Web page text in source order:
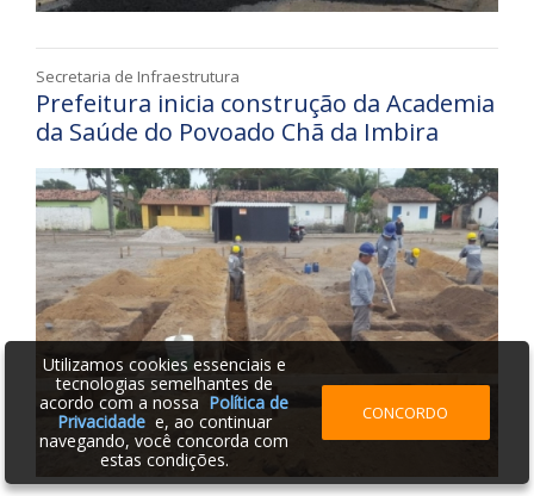
Secretaria de Infraestrutura
Prefeitura inicia construção da Academia
da Saúde do Povoado Chã da Imbira
Utilizamos cookies essenciais e
tecnologias semelhantes de
acordo com a nossa Política de
Privacidadee, ao continuar
navegando, você concorda com
estas condições.
CONCORDO